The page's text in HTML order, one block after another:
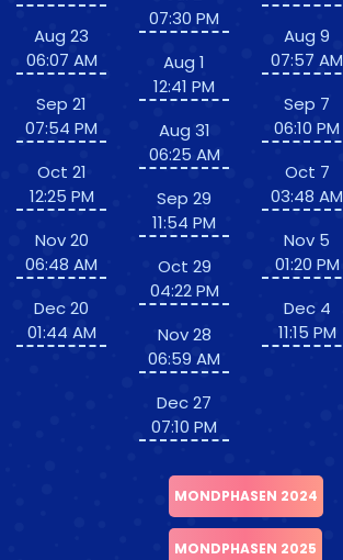
Aug 23
06:07 AM
Sep 21
07:54 PM
Oct 21
12:25 PM
Nov 20
06:48 AM
Dec 20
01:44 AM
07:30 PM
Aug 1
12:41 PM
Aug 31
06:25 AM
Sep 29
11:54 PM
Oct 29
04:22 PM
Nov 28
06:59 AM
Dec 27
07:10 PM
Aug 9
07:57 AM
Sep 7
06:10 PM
Oct 7
03:48 AM
Nov 5
01:20 PM
Dec 4
11:15 PM
MONDPHASEN 2024
MONDPHASEN 2025